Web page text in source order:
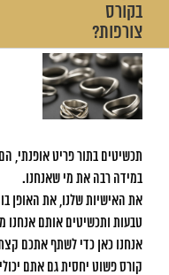
בקורס
צורפות?
View
Larger
Image
תכשיטים בתור פריט אופנתי,
במידה רבה את מי שאנחנו.
את האישיות שלנו, את האופן
טבעות ותכשיטים אותם אנחנו
אנחנו כאן כדי לשתף אתכם
קורס פשוט יחסית גם אתם